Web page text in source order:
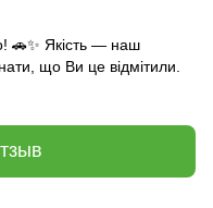
🚗✨ Якість — наш
що Ви це відмітили.